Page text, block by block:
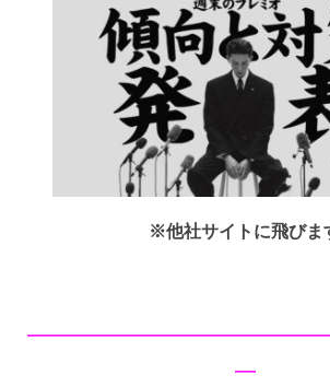
※他社サイトに飛びま
━